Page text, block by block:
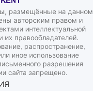
размещённые на данном
авторским правом и
интеллектуальной
их правообладателей.
распространение,
иное использование
разрешения
сайта запрещено.